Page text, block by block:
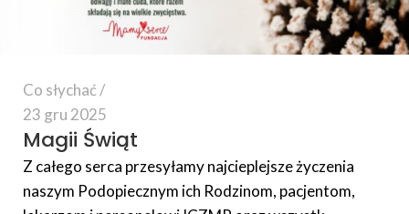
Co słychać
23 gru 2025
Magii Świąt
Z całego serca przesyłamy najcieplejsze życzenia
naszym Podopiecznym ich Rodzinom, pacjentom,